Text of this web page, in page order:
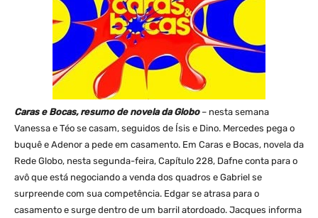
Caras e Bocas, resumo de novela da Globo– nesta semana
Vanessa e Téo se casam, seguidos de Ísis e Dino. Mercedes pega o
buquê e Adenor a pede em casamento. Em Caras e Bocas, novela da
Rede Globo, nesta segunda-feira, Capítulo 228, Dafne conta para o
avô que está negociando a venda dos quadros e Gabriel se
surpreende com sua competência. Edgar se atrasa para o
casamento e surge dentro de um barril atordoado. Jacques informa